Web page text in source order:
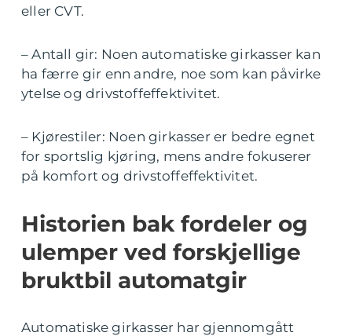
eller CVT.
– Antall gir: Noen automatiske girkasser kan
ha færre gir enn andre, noe som kan påvirke
ytelse og drivstoffeffektivitet.
– Kjørestiler: Noen girkasser er bedre egnet
for sportslig kjøring, mens andre fokuserer
på komfort og drivstoffeffektivitet.
Historien bak fordeler og
ulemper ved forskjellige
bruktbil automatgir
Automatiske girkasser har gjennomgått